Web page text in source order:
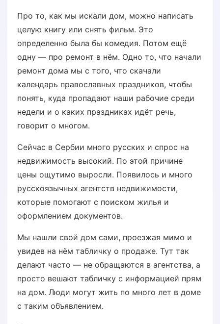
Про то, как мы искали дом, можно написать
целую книгу или снять фильм. Это
определенно была бы комедия. Потом ещё
одну — про ремонт в нём. Одно то, что начали
ремонт дома мы с того, что скачали
календарь православных праздников, чтобы
понять, куда пропадают наши рабочие среди
недели и о каких праздниках идёт речь,
говорит о многом.
Сейчас в Сербии много русских и спрос на
недвижимость высокий. По этой причине
цены ощутимо выросли. Появилось и много
русскоязычных агентств недвижимости,
которые помогают с поиском жилья и
оформлением документов.
Мы нашли свой дом сами, проезжая мимо и
увидев на нём табличку о продаже. Тут так
делают часто — не обращаются в агентства, а
просто вешают табличку с информацией прям
на дом. Люди могут жить по много лет в доме
с таким объявлением.